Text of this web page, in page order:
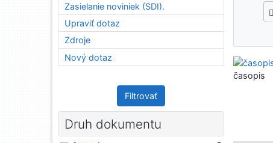
časopis
Zasielanie noviniek (SDI).
Upraviť dotaz
Zdroje
Nový dotaz
Filtrovať
Druh dokumentu